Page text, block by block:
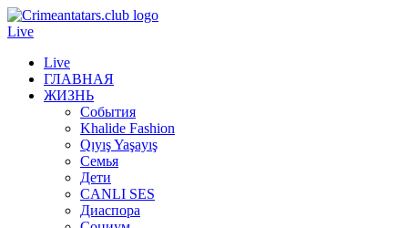
Live
Live
ГЛАВНАЯ
ЖИЗНЬ
События
Khalide Fashion
Qıyış Yaşayış
Семья
Дети
CANLI SES
Диаспора